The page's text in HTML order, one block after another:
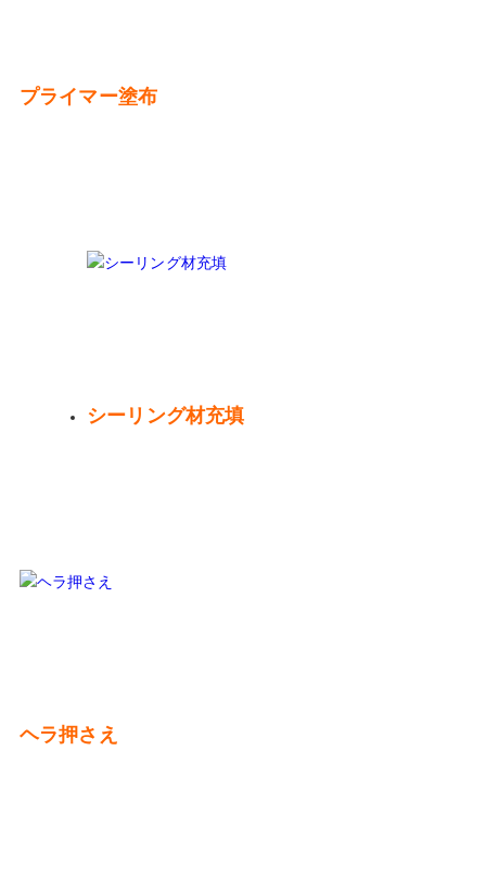
プライマー塗布
シーリング材充填
ヘラ押さえ